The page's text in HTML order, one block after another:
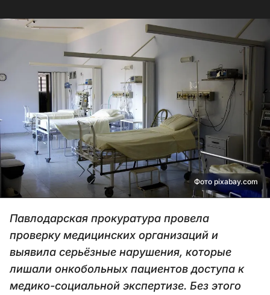
Фото pixabay.com
Павлодарская прокуратура провела
проверку медицинских организаций и
выявила серьёзные нарушения, которые
лишали онкобольных пациентов доступа к
медико-социальной экспертизе. Без этого